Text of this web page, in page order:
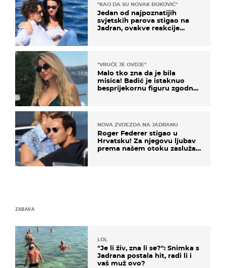
"KAO DA SU NOVAK ĐOKOVIĆ"
Jedan od najpoznatijih
svjetskih parova stigao na
Jadran, ovakve reakcije
"VRUĆE JE OVDJE"
Malo tko zna da je bila
misica! Badić je istaknuo
besprijekornu figuru zgodne
NOVA ZVIJEZDA NA JADRANU
Roger Federer stigao u
Hrvatsku! Za njegovu ljubav
prema našem otoku zaslužan
ZABAVA
LOL
"Je li živ, zna li se?": Snimka s
Jadrana postala hit, radi li i
vaš muž ovo?